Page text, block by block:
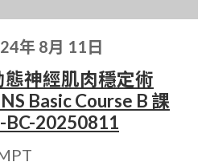
年 8月 11日
態神經肌肉穩定術
Basic Course B 課
BC-20250811